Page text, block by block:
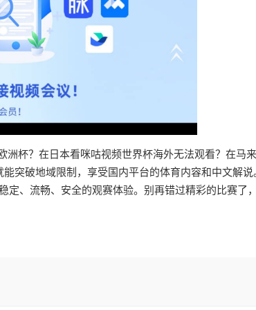
洲杯？在日本看咪咕视频世界杯海外无法观看？在马
能突破地域限制，享受国内平台的体育内容和中文解说
定、流畅、安全的观赛体验。别再错过精彩的比赛了